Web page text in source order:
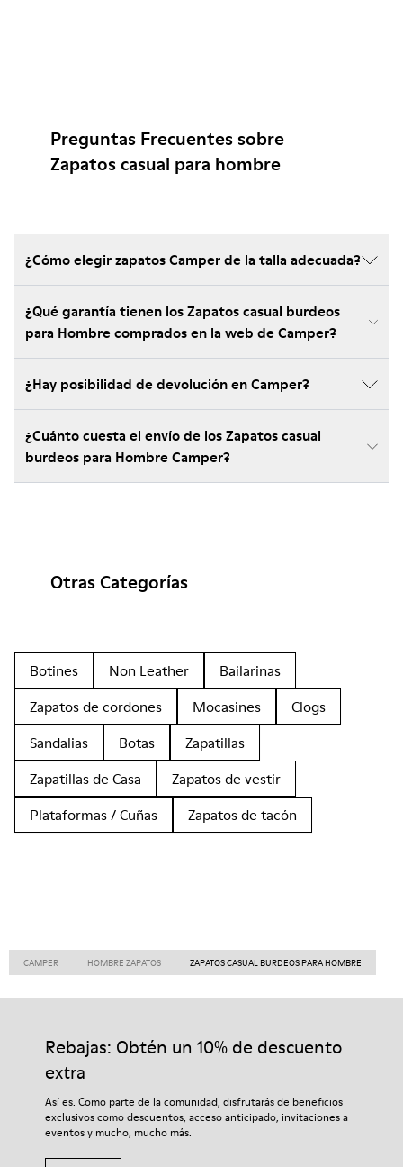
Preguntas Frecuentes sobre
Zapatos casual para hombre
¿Cómo elegir zapatos Camper de la talla adecuada?
¿Qué garantía tienen los Zapatos casual burdeos
para Hombre comprados en la web de Camper?
¿Hay posibilidad de devolución en Camper?
¿Cuánto cuesta el envío de los Zapatos casual
burdeos para Hombre Camper?
Otras Categorías
Botines Non Leather
Bailarinas
Zapatos de cordones
Mocasines
Clogs
Sandalias
Botas
Zapatillas
Zapatillas de Casa
Zapatos de vestir
Plataformas / Cuñas
Zapatos de tacón
CAMPER HOMBRE ZAPATOS ZAPATOS CASUAL BURDEOS PARA HOMBRE
Rebajas: Obtén un 10% de descuento
extra
Así es. Como parte de la comunidad, disfrutarás de beneficios
exclusivos como descuentos, acceso anticipado, invitaciones a
eventos y mucho, mucho más.